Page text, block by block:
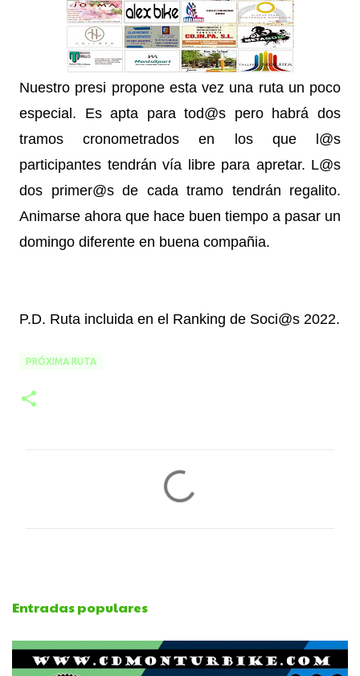
Nuestro presi propone esta vez una ruta un poco
especial. Es apta para tod@s pero habrá dos
tramos cronometrados en los que l@s
participantes tendrán vía libre para apretar. L@s
dos primer@s de cada tramo tendrán regalito.
Animarse ahora que hace buen tiempo a pasar un
domingo diferente en buena compañia.
P.D. Ruta incluida en el Ranking de Soci@s 2022.
PRÓXIMA RUTA
t
Entradas populares